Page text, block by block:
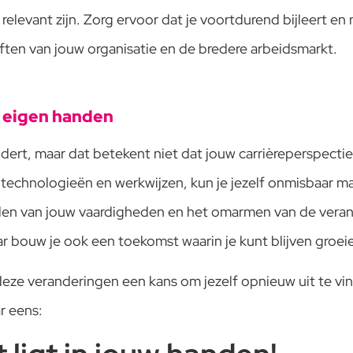
zijn. Zorg ervoor dat je voortdurend bijleert
van jouw organisatie en de bredere arbeidsmarkt.
handen
maar dat betekent niet dat jouw
en werkwijzen, kun je jezelf onmisbaar
van jouw vaardigheden en het omarmen van de
bouw je ook een toekomst waarin je kunt blijven
veranderingen een kans om jezelf opnieuw uit te
eens: